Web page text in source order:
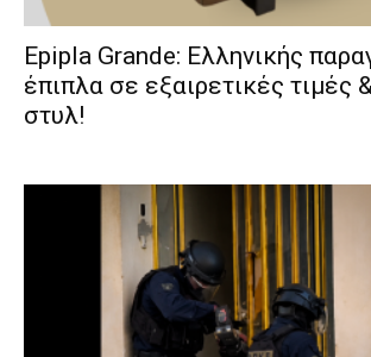
Epipla Grande: Ελληνικής
έπιπλα σε εξαιρετικές τιμές
στυλ!